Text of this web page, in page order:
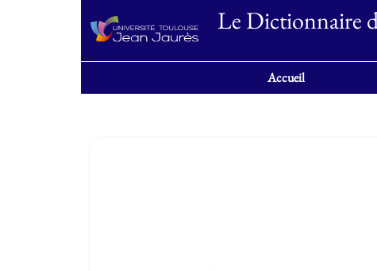
Le Dictionnaire
Accueil